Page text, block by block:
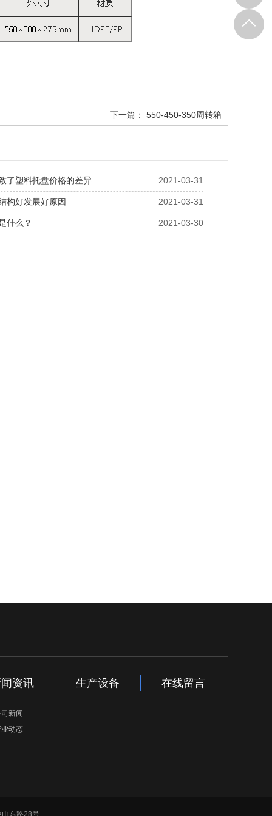
下一篇： 550-450-350周转箱
2021-03-31
了塑料托盘价格的差异
2021-03-31
构好发展好原因
2021-03-30
什么？
资讯
新闻
动态
生产设备 在线留言
东路28号